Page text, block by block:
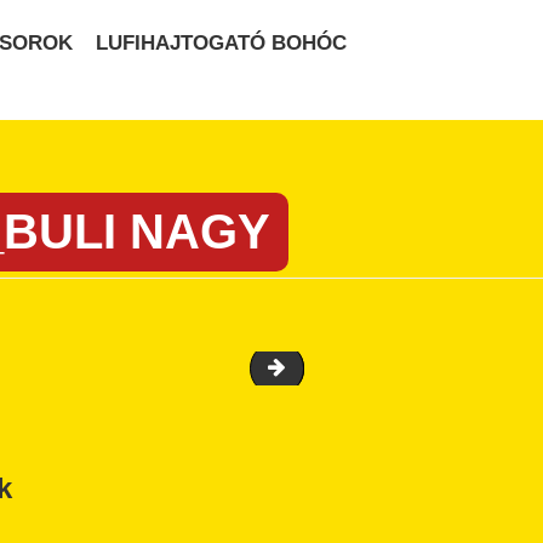
LUFIHAJTOGATÓ BOHÓC
NAGY
minibulikicsiknek-300x279